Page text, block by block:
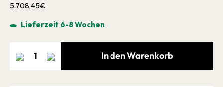
5.708,45€
Lieferzeit 6-8 Wochen
In den Warenkorb